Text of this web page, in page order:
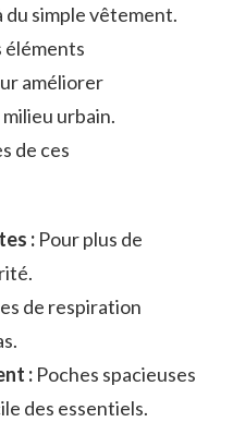
simple vêtement.
éléments
améliorer
urbain.
de ces
: Pour plus de
de respiration
: Poches spacieuses
des essentiels.